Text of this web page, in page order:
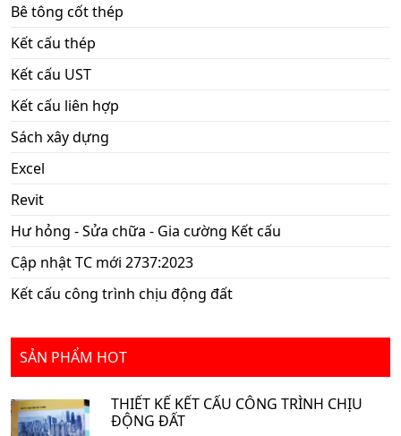
Bê tông cốt thép
Kết cấu thép
Kết cấu UST
Kết cấu liên hợp
Sách xây dựng
Excel
Revit
Hư hỏng - Sửa chữa - Gia cường Kết cấu
Cập nhật TC mới 2737:2023
Kết cấu công trình chịu động đất
SẢN PHẨM HOT
THIẾT KẾ KẾT CẤU CÔNG TRÌNH CHỊU
ĐỘNG ĐẤT